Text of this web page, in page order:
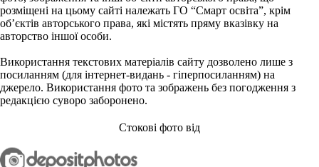
розміщені на цьому сайті належать ГО “Смарт освіта”, крім
об’єктів авторського права, які містять пряму вказівку на
авторство іншої особи.
Використання текстових матеріалів сайту дозволено лише з
посиланням (для інтернет-видань - гіперпосиланням) на
джерело. Використання фото та зображень без погодження з
редакцією суворо заборонено.
Стокові фото від